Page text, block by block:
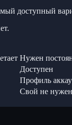
доступный
Нужен
Доступен
Профиль
Свой не